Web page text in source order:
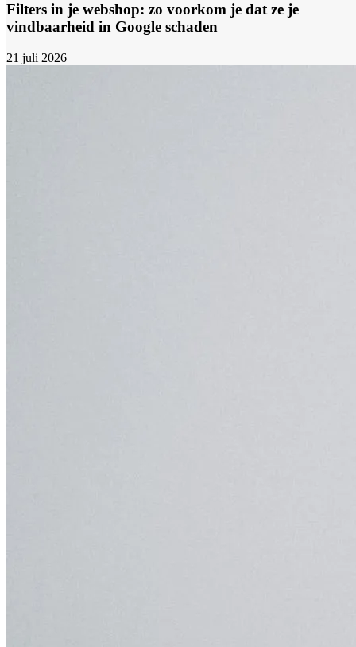
Filters in je webshop: zo voorkom je dat ze je
vindbaarheid in Google schaden
21 juli 2026